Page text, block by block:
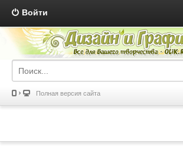
Войти
Полная версия сайта